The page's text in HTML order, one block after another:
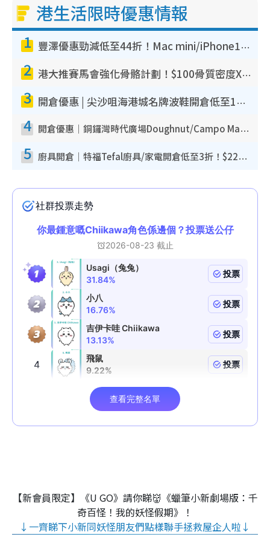
港生活限時優惠情報
1 豐澤優惠勁減低至44折！Mac mini/iPhone17Pro大減價！廚房家電$220起
2 港大推賽馬會強化骨骼計劃！$100骨質密度X光檢查 完成免費運動訓練送超市禮券！附參加資格
3 開倉優惠 | 尖沙咀海港城名牌波鞋開倉低至1折！On鞋$899起／Joy&Peace鞋履$98起
4 開倉優惠｜銅鑼灣時代廣場Doughnut/Campo Marzio開倉低至1折！背囊、書包、手袋劈價$200起
5 廚具開倉｜特福Tefal廚具/家電開倉低至3折！$220起買平底鍋/炒鑊/湯煲！電飯煲/吸塵機/燙斗$418起
【新會員限定】《U GO》請你睇👹《蠟筆小新劇場版：千
奇百怪！我的妖怪假期》！
↓一齊睇下小新同妖怪朋友們點樣聯手拯救屋企人啦↓